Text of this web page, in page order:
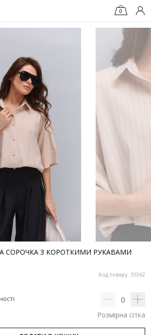
0
СОРОЧКА З КОРОТКИМИ РУКАВАМИ
Код товару: 35362
0
Розмірна сітка